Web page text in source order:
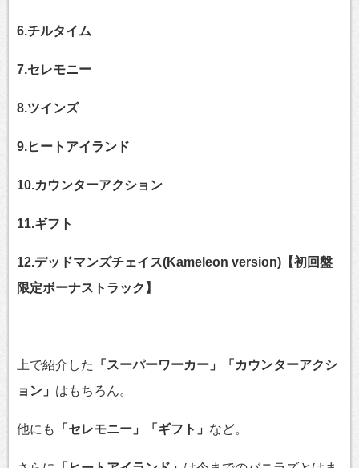
6.チルタイム
7.セレモニー
8.ツインズ
9.ヒートアイランド
10.カウンターアクション
11.ギフト
12.デッドマンズチェイス(Kameleon version)【初回盤
限定ボーナストラック】
上で紹介した
「スーパーワーカー」「カウンターアクシ
ョン」 はもちろん。
他にも 「セレモニー」「ギフト」 など。